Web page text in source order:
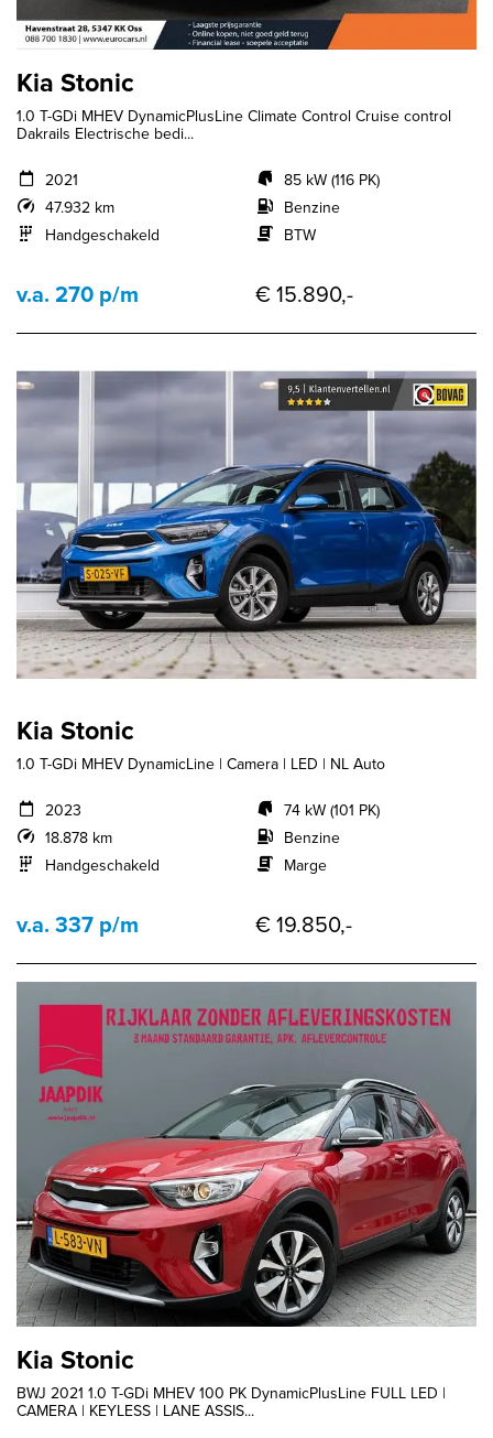
Kia Stonic
1.0 T-GDi MHEV DynamicPlusLine Climate Control Cruise control
Dakrails Electrische bedi...
2021
47.932 km
Handgeschakeld
85 kW (116 PK)
Benzine
BTW
v.a. 270 p/m € 15.890,-
Kia Stonic
1.0 T-GDi MHEV DynamicLine | Camera | LED | NL Auto
2023
18.878 km
Handgeschakeld
74 kW (101 PK)
Benzine
Marge
v.a. 337 p/m € 19.850,-
Kia Stonic
BWJ 2021 1.0 T-GDi MHEV 100 PK DynamicPlusLine FULL LED |
CAMERA | KEYLESS | LANE ASSIS...